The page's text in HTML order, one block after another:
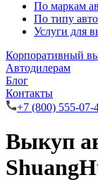
По маркам
По типу
Услуги для
Корпоративный
Автодилерам
Блог
Контакты
+7 (800) 555-07-
Выкуп